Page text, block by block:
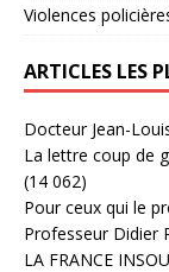
Violences
ARTICLES LES
Docteur Jean-
La lettre coup de
(14 062)
Pour ceux qui le
Professeur Didier
LA FRANCE